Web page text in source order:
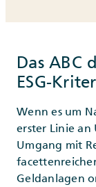
Das ABC
ESG-
Wenn es um
erster Linie an
Umgang mit
Geldanlagen